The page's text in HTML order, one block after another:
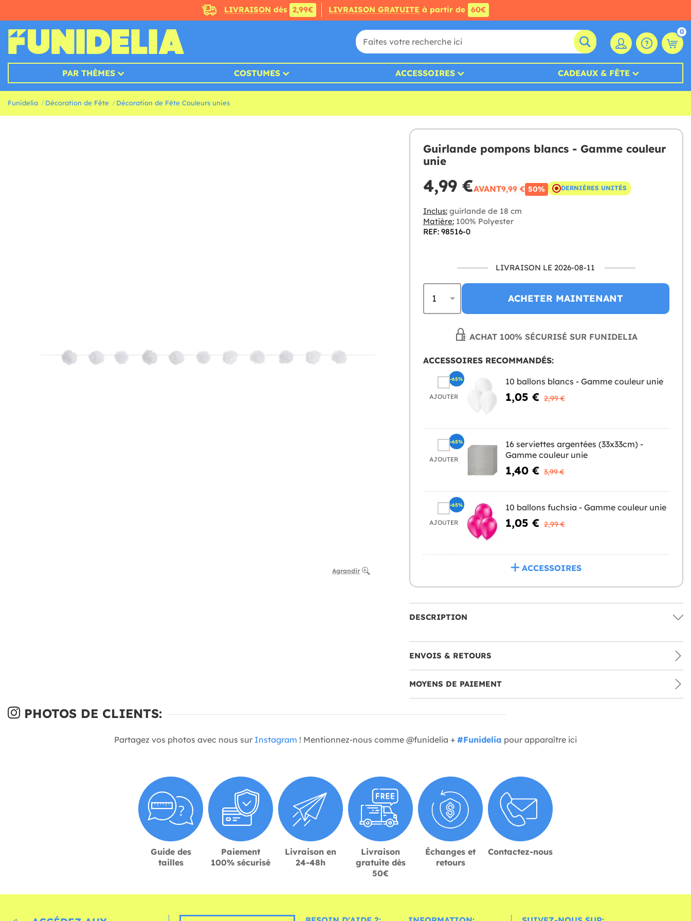
LIVRAISON dès 2,99€ LIVRAISON GRATUITE à partir de 60€
0
PAR THÈMES COSTUMES ACCESSOIRES CADEAUX & FÊTE
Funidelia Décoration de Fête Décoration de Fête Couleurs unies
Agrandir
Guirlande pompons blancs - Gamme couleur
unie
4,99 €AVANT9,99 € 50% DERNIÈRES UNITÉS
Inclus:guirlande de 18 cm
Matière:100% Polyester
REF: 98516-0
LIVRAISON LE 2026-08-11
ACHETER MAINTENANT
ACHAT 100% SÉCURISÉ SUR FUNIDELIA
ACCESSOIRES RECOMMANDÉS:
AJOUTER
10 ballons blancs - Gamme couleur unie
1,05 € 2,99 €
-65%
AJOUTER
16 serviettes argentées (33x33cm) -
Gamme couleur unie
1,40 € 3,99 €
-65%
AJOUTER
10 ballons fuchsia - Gamme couleur unie
1,05 € 2,99 €
-65%
ACCESSOIRES
DESCRIPTION
ENVOIS & RETOURS
MOYENS DE PAIEMENT
PHOTOS DE CLIENTS:
Partagez vos photos avec nous sur Instagram ! Mentionnez-nous comme @funidelia + #Funidelia pour apparaître ici
Guide des
tailles
Paiement
100% sécurisé
Livraison en
24-48h
Livraison
gratuite dès
50€
Échanges et
retours
Contactez-nous